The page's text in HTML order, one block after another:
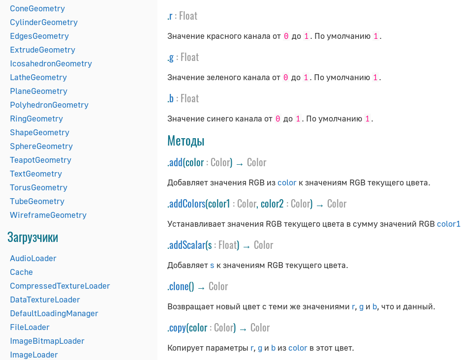
ConeGeometry
CylinderGeometry
EdgesGeometry
ExtrudeGeometry
IcosahedronGeometry
LatheGeometry
PlaneGeometry
PolyhedronGeometry
RingGeometry
ShapeGeometry
SphereGeometry
TeapotGeometry
TextGeometry
TorusGeometry
TubeGeometry
WireframeGeometry
Загрузчики
AudioLoader
Cache
CompressedTextureLoader
DataTextureLoader
DefaultLoadingManager
FileLoader
ImageBitmapLoader
ImageLoader
.r : Float
Значение красного канала от 0 до 1 . По умолчанию 1 .
.g : Float
Значение зеленого канала от 0 до 1 . По умолчанию 1 .
.b : Float
Значение синего канала от 0 до 1 . По умолчанию 1 .
Методы
.add(color: Color) → Color
Добавляет значения RGB изcolor к значениям RGB текущего цвета.
.addColors(color1 : Color, color2 : Color) → Color
Устанавливает значения RGB текущего цвета в сумму значений RGB color1
.addScalar(s : Float) → Color
Добавляет s к значениям RGB текущего цвета.
.clone() → Color
Возвращает новый цвет с теми же значениями r, g и b, что и данный.
.copy(color: Color) → Color
Копирует параметры r, g и b изcolor в этот цвет.